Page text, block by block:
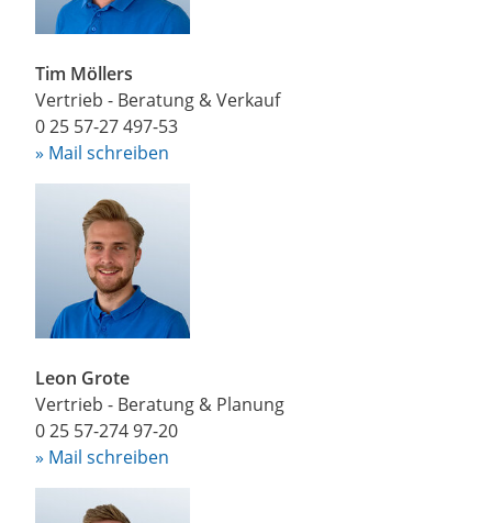
Tim Möllers
Vertrieb - Beratung & Verkauf
0 25 57-27 497-53
» Mail schreiben
Leon Grote
Vertrieb - Beratung & Planung
0 25 57-274 97-20
» Mail schreiben